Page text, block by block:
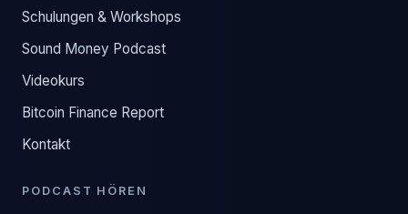
Schulungen & Workshops
Sound Money Podcast
Videokurs
Bitcoin Finance Report
Kontakt
PODCAST HÖREN